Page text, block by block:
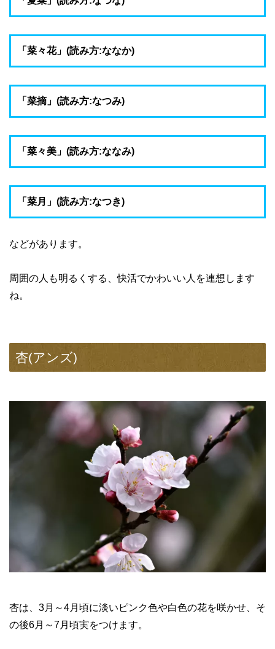
「菜々花」(読み方:ななか)
「菜摘」(読み方:なつみ)
「菜々美」(読み方:ななみ)
「菜月」(読み方:なつき)
などがあります。
周囲の人も明るくする、快活でかわいい人を連想します
ね。
杏(アンズ)
杏は、3月～4月頃に淡いピンク色や白色の花を咲かせ、そ
の後6月～7月頃実をつけます。